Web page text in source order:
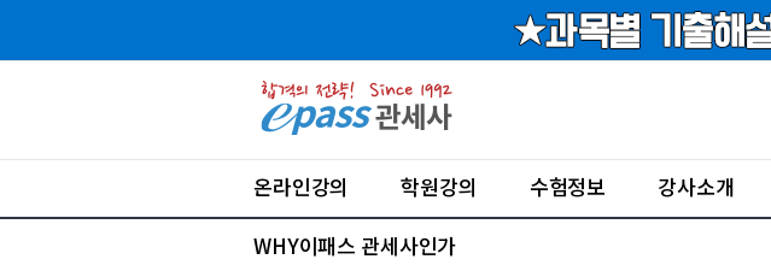
온라인강의 학원강의 수험정보 강사소개
WHY이패스 관세사인가